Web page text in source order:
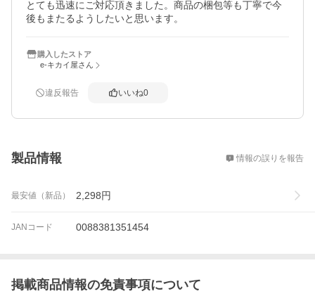
とても迅速にご対応頂きました。商品の梱包等も丁寧で今
後もまたるようしたいと思います。
購入したストア
e-キカイ屋さん
違反報告 いいね0
製品情報 情報の誤りを報告
最安値（新品） 2,298円
JANコード 0088381351454
掲載商品情報の免責事項について